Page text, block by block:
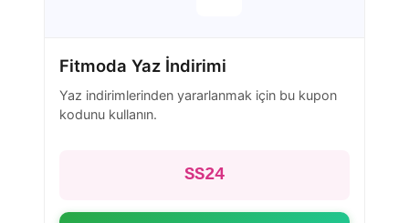
Fitmoda Yaz İndirimi
Yaz indirimlerinden yararlanmak için bu kupon
kodunu kullanın.
SS24